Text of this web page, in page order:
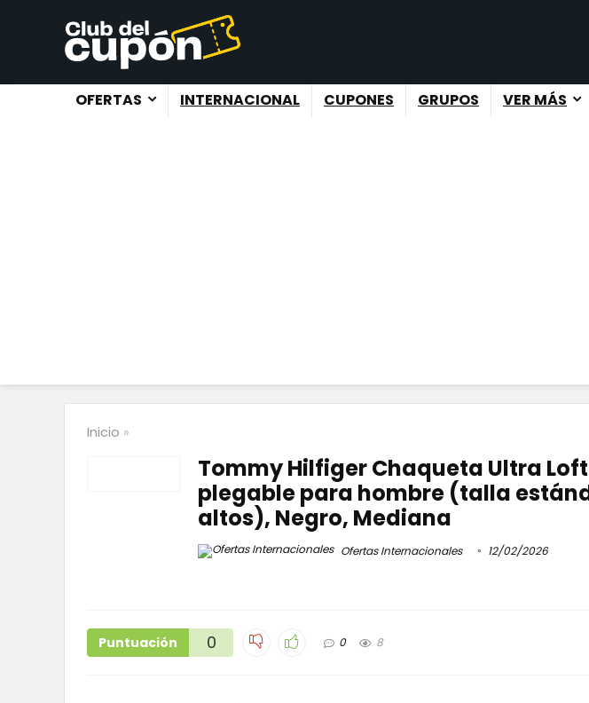
OFERTAS INTERNACIONAL CUPONES GRUPOS VER MÁS
Inicio »
Tommy Hilfiger Chaqueta Ultra
plegable para hombre (talla
altos), Negro, Mediana
Ofertas Internacionales 12/02/2026
Puntuación 0 0 8